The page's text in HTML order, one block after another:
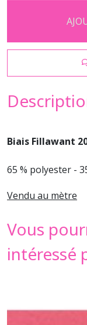
Biais Fillawant
65 % polyester -
Vendu au mètre
Vous
intéressé